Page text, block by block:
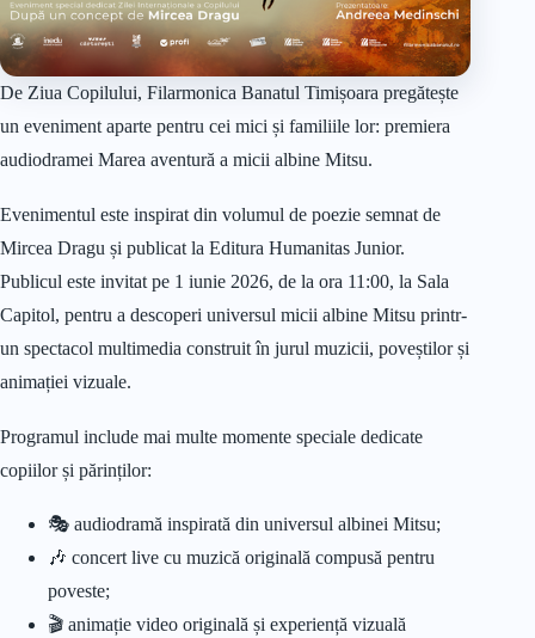
De Ziua Copilului, Filarmonica Banatul Timișoara pregătește
un eveniment aparte pentru cei mici și familiile lor: premiera
audiodramei Marea aventură a micii albine Mitsu.
Evenimentul este inspirat din volumul de poezie semnat de
Mircea Dragu și publicat la Editura Humanitas Junior.
Publicul este invitat pe 1 iunie 2026, de la ora 11:00, la Sala
Capitol, pentru a descoperi universul micii albine Mitsu printr-
un spectacol multimedia construit în jurul muzicii, poveștilor și
animației vizuale.
Programul include mai multe momente speciale dedicate
copiilor și părinților:
🎭 audiodramă inspirată din universul albinei Mitsu;
🎶 concert live cu muzică originală compusă pentru
poveste;
🎬 animație video originală și experiență vizuală